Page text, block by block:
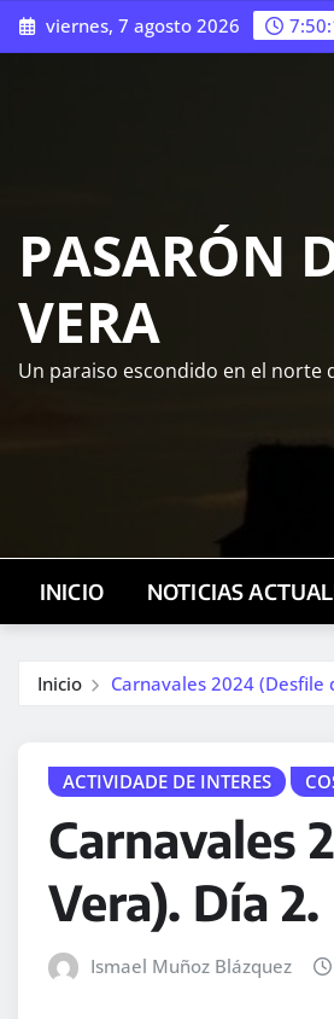
Saltar
al
viernes, 7 agosto 2026
PASARÓN
VERA
Un paraiso escondido en el norte
INICIO NOTICIAS
Inicio Carnavales 2024 (Desfile
ACTIVIDADE DE INTERES
Carnavales
Vera). Día 2.
Ismael Muñoz Blázquez